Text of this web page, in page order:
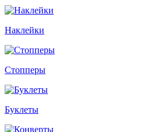
Наклейки
Стопперы
Буклеты